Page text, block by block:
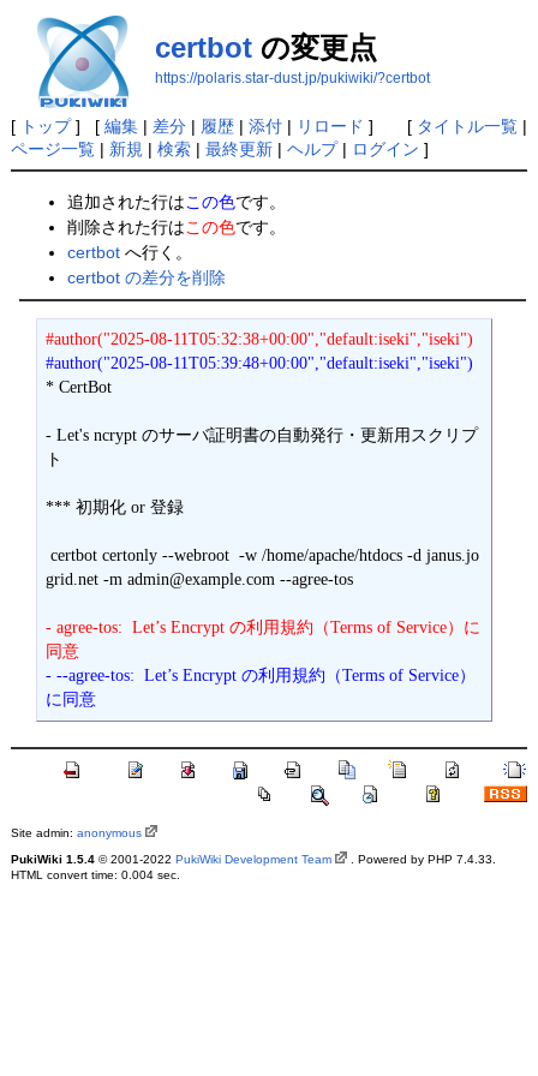
certbotの変更点
https://polaris.star-dust.jp/pukiwiki/?certbot
[ トップ] [ 編集| 差分| 履歴| 添付| リロード ] [ タイトル一覧|
ページ一覧| 新規 | 検索| 最終更新| ヘルプ| ログイン ]
追加された行はこの色です。
削除された行はこの色です。
certbot へ行く。
certbot の差分を削除
#author("2025-08-11T05:32:38+00:00","default:iseki","iseki")
#author("2025-08-11T05:39:48+00:00","default:iseki","iseki")
* CertBot
- Let's ncrypt のサーバ証明書の自動発行・更新用スクリプ
ト
*** 初期化 or 登録
certbot certonly --webroot  -w /home/apache/htdocs -d janus.jo
grid.net -m admin@example.com --agree-tos
- agree-tos:  Let’s Encrypt の利用規約（Terms of Service）に
同意
- --agree-tos:  Let’s Encrypt の利用規約（Terms of Service）
に同意
Site admin: anonymous
PukiWiki 1.5.4© 2001-2022 PukiWiki Development Team
. Powered by PHP 7.4.33.
HTML convert time: 0.004 sec.